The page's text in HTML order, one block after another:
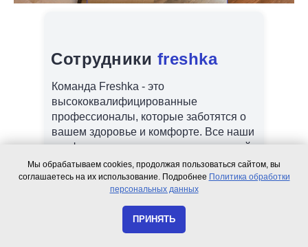
Команда Freshka - это
высококвалифицированные
профессионалы, которые заботятся о
вашем здоровье и комфорте. Все наши
профессионалы проходят тщательный
отбор и стажировку под руководством
опытного наставника.
Сотрудники freshka
Мы обрабатываем cookies, продолжая пользоваться сайтом, вы
соглашаетесь на их использование. Подробнее Политика обработки
персональных данных
ПРИНЯТЬ